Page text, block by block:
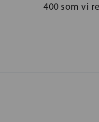
400 som vi